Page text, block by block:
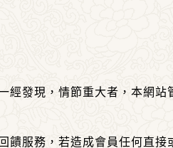
經發現，情節重大者， 本網站
饋服務，若造成會員任何直